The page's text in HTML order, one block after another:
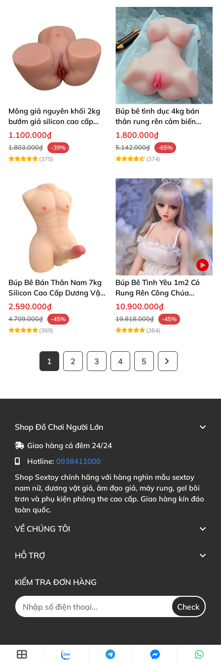
Mông giả nguyên khối 2kg
bướm giả silicon cao cấp
giá rẻ hotgirl Nhật Bản 18+
1.100.000₫
1.803.000₫
-39%
(375)
Búp bê tình dục 4kg bán
thân rung rên cảm biến
chân xoè hồng hào như
1.800.000₫
5.142.000₫
-65%
(374)
Búp Bê Bán Thân Nam 7kg
Silicon Cao Cấp Dương Vật
Giả Chân Thật Thiết Kế Cơ
Bắp Quyến Rũ
2.590.000₫
4.709.000₫
-45%
(369)
Búp Bê Tình Yêu 1m2 Có
Rung Rên Công Chúa
Anime Xinh Đẹp
10.900.000₫
19.818.000₫
-45%
(364)
1 2 3 4 5
Shop Đồ Chơi Người Lớn
Giao hàng cả đêm 24/24
Hotline: 0938411000
Shop Sextoy chính hãng với hàng nghìn mẫu sextoy
nam nữ, dương vật giả, âm đạo giả, máy rung, gel bôi
trơn và phụ kiện phòng the cao cấp. Giao hàng kín đáo
toàn quốc.
VỀ CHÚNG TÔI
HỖ TRỢ
KIỂM TRA ĐƠN HÀNG
Check